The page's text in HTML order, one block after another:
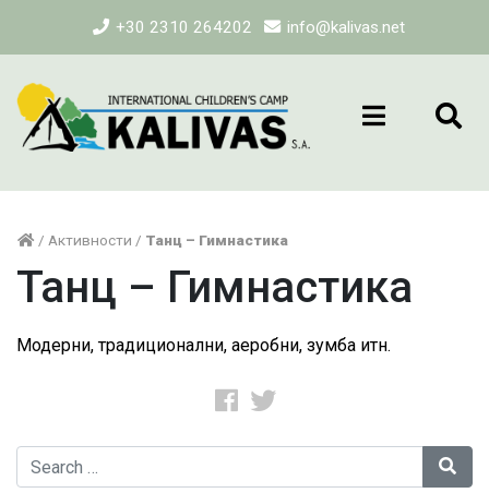
+30 2310 264202 info@kalivas.net
/ Активности / Танц – Гимнастика
Танц – Гимнастика
Модерни, традиционални, аеробни, зумба итн.